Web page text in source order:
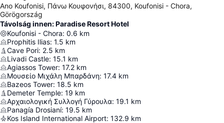
Ano Koufonisi, Πάνω Κουφονήσι, 84300, Koufonisi - Chora,
Görögország
Távolság innen: Paradise Resort Hotel
Koufonisi - Chora: 0.6 km
Prophitis Ilias: 1.5 km
Cave Pori: 2.5 km
Livadi Castle: 15.1 km
Agiassos Tower: 17.2 km
Μουσείο Μιχάλη Μπαρδάνη: 17.4 km
Bazeos Tower: 18.5 km
Demeter Temple: 19 km
Αρχαιολογική Συλλογή Γύρουλα: 19.1 km
Panagía Drosianí: 19.5 km
Kos Island International Airport: 132.9 km